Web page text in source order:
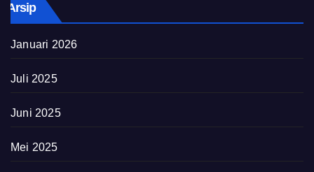
Arsip
Januari 2026
Juli 2025
Juni 2025
Mei 2025